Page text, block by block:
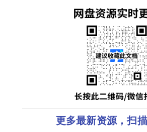
更多最新资源，扫